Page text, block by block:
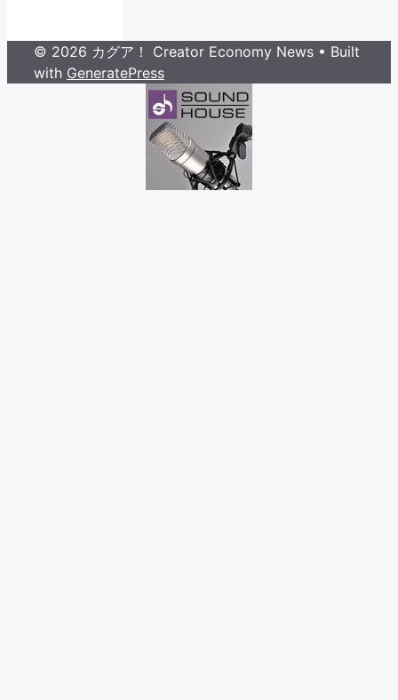
© 2026 カグア！ Creator Economy News • Built
with GeneratePress